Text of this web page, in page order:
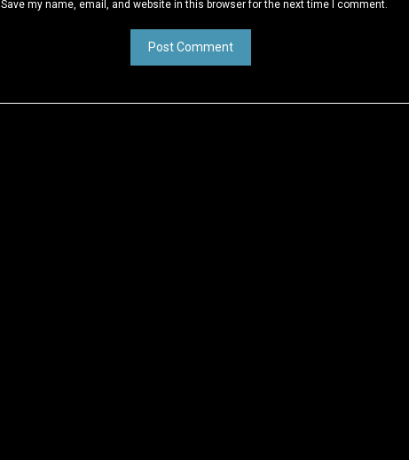
Save my name, email, and website in this browser for the next time I comment.